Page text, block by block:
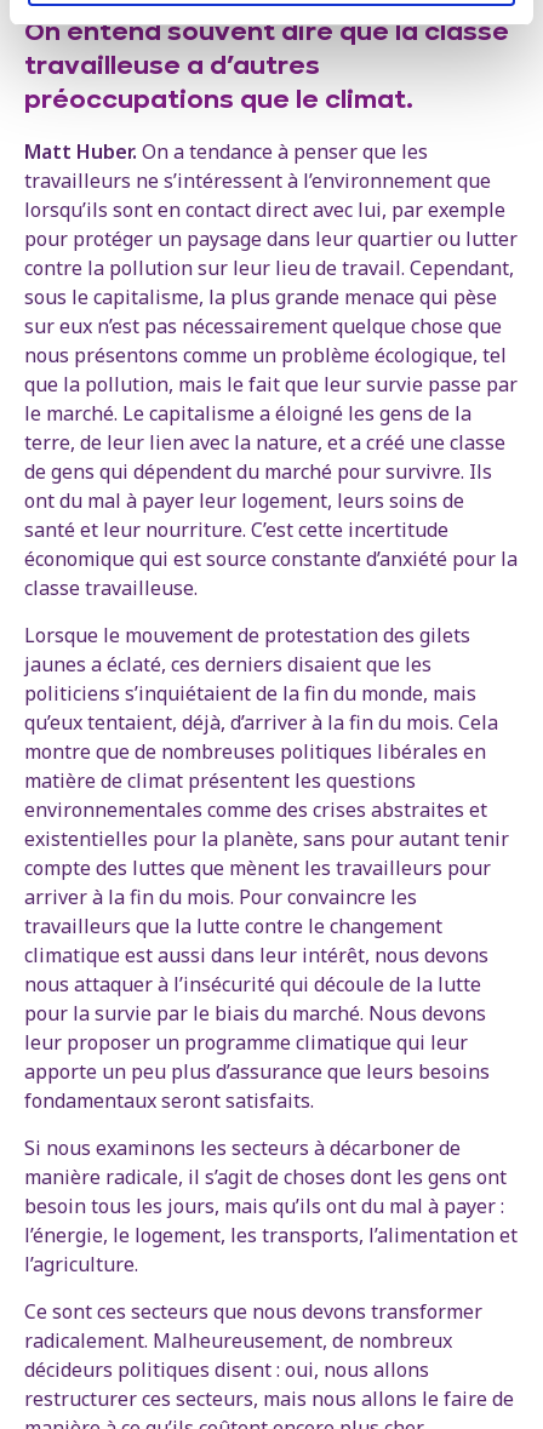
On entend souvent dire que la classe
travailleuse a d’autres
préoccupations que le climat.
Matt Huber. On a tendance à penser que les
travailleurs ne s’intéressent à l’environnement que
lorsqu’ils sont en contact direct avec lui, par exemple
pour protéger un paysage dans leur quartier ou lutter
contre la pollution sur leur lieu de travail. Cependant,
sous le capitalisme, la plus grande menace qui pèse
sur eux n’est pas nécessairement quelque chose que
nous présentons comme un problème écologique, tel
que la pollution, mais le fait que leur survie passe par
le marché. Le capitalisme a éloigné les gens de la
terre, de leur lien avec la nature, et a créé une classe
de gens qui dépendent du marché pour survivre. Ils
ont du mal à payer leur logement, leurs soins de
santé et leur nourriture. C’est cette incertitude
économique qui est source constante d’anxiété pour la
classe travailleuse.
Lorsque le mouvement de protestation des gilets
jaunes a éclaté, ces derniers disaient que les
politiciens s’inquiétaient de la fin du monde, mais
qu’eux tentaient, déjà, d’arriver à la fin du mois. Cela
montre que de nombreuses politiques libérales en
matière de climat présentent les questions
environnementales comme des crises abstraites et
existentielles pour la planète, sans pour autant tenir
compte des luttes que mènent les travailleurs pour
arriver à la fin du mois. Pour convaincre les
travailleurs que la lutte contre le changement
climatique est aussi dans leur intérêt, nous devons
nous attaquer à l’insécurité qui découle de la lutte
pour la survie par le biais du marché. Nous devons
leur proposer un programme climatique qui leur
apporte un peu plus d’assurance que leurs besoins
fondamentaux seront satisfaits.
Si nous examinons les secteurs à décarboner de
manière radicale, il s’agit de choses dont les gens ont
besoin tous les jours, mais qu’ils ont du mal à payer :
l’énergie, le logement, les transports, l’alimentation et
l’agriculture.
Ce sont ces secteurs que nous devons transformer
radicalement. Malheureusement, de nombreux
décideurs politiques disent : oui, nous allons
restructurer ces secteurs, mais nous allons le faire de